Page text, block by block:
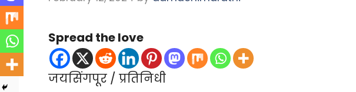
Spread the love
जयसिंगपूर / प्रतिनिधी